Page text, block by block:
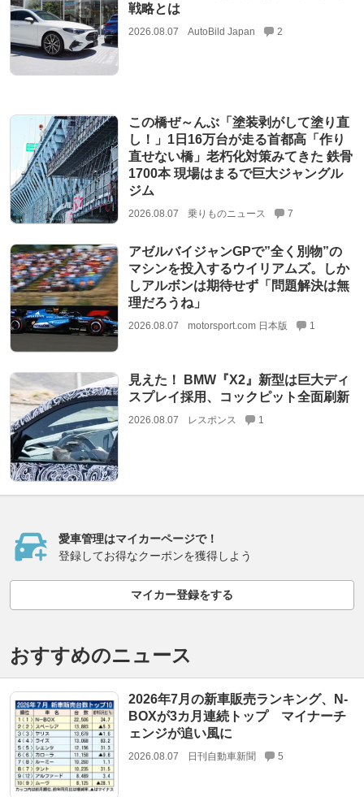
戦略とは
2026.08.07 AutoBild Japan 2
この橋ぜ～んぶ「塗装剥がして塗り直
し！」1日16万台が走る首都高「作り
直せない橋」老朽化対策みてきた 鉄骨
1700本 現場はまるで巨大ジャングル
ジム
2026.08.07 乗りものニュース 7
アゼルバイジャンGPで”全く別物”の
マシンを投入するウイリアムズ。しか
しアルボンは期待せず「問題解決は無
理だろうね」
2026.08.07 motorsport.com 日本版 1
見えた！ BMW『X2』新型は巨大ディ
スプレイ採用、コックピット全面刷新
2026.08.07 レスポンス 1
愛車管理はマイカーページで！
登録してお得なクーポンを獲得しよう
マイカー登録をする
おすすめのニュース
2026年7月の新車販売ランキング、N-
BOXが3カ月連続トップ マイナーチ
ェンジが追い風に
2026.08.07 日刊自動車新聞 5